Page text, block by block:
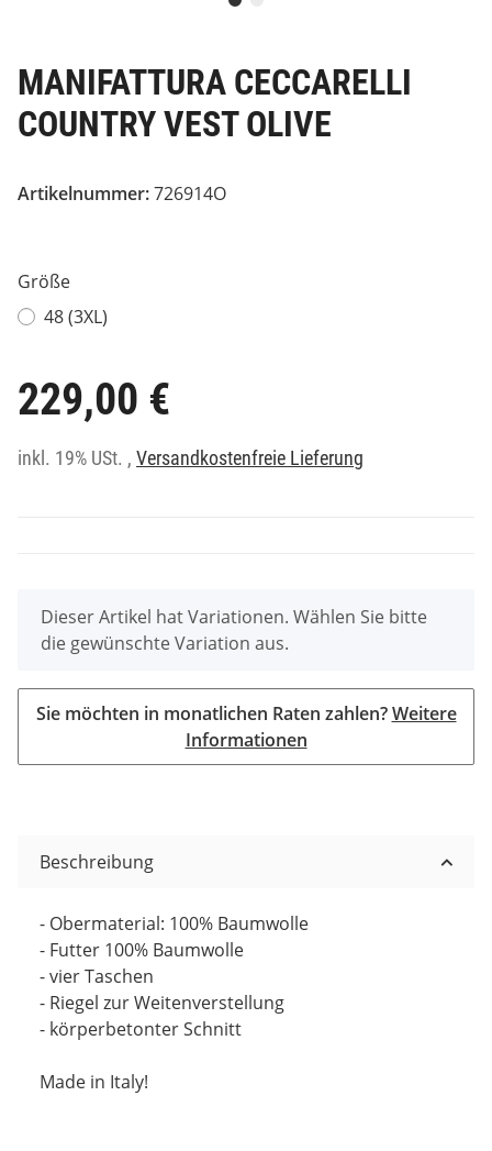
MANIFATTURA CECCARELLI
COUNTRY VEST OLIVE
Artikelnummer:726914O
Größe
48 (3XL)
229,00 €
inkl. 19% USt. , Versandkostenfreie Lieferung
x
Dieser Artikel hat Variationen. Wählen Sie bitte
die gewünschte Variation aus.
Sie möchten in monatlichen Raten zahlen?Weitere
Informationen
Beschreibung
- Obermaterial: 100% Baumwolle
- Futter 100% Baumwolle
- vier Taschen
- Riegel zur Weitenverstellung
- körperbetonter Schnitt
Made in Italy!